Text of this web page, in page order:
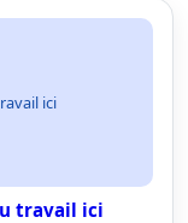
ici
travail ici